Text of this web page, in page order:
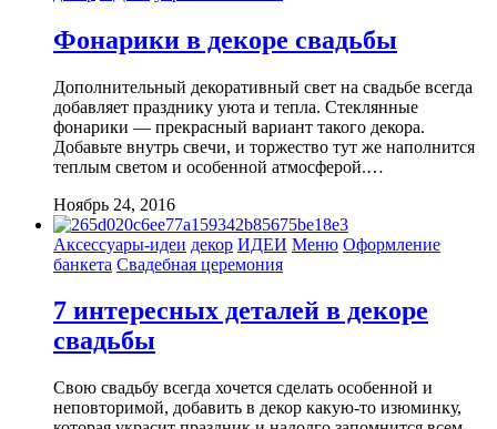
Фонарики в декоре свадьбы
Дополнительный декоративный свет на свадьбе всегда
добавляет празднику уюта и тепла. Стеклянные
фонарики — прекрасный вариант такого декора.
Добавьте внутрь свечи, и торжество тут же наполнится
теплым светом и особенной атмосферой.…
Ноябрь 24, 2016
Аксессуары-идеи декор ИДЕИ Меню Оформление
банкета Свадебная церемония
7 интересных деталей в декоре
свадьбы
Свою свадьбу всегда хочется сделать особенной и
неповторимой, добавить в декор какую-то изюминку,